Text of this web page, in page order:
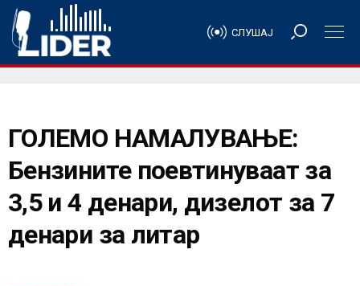
СЛУШАЈ
ГОЛЕМО НАМАЛУВАЊЕ:
Бензините поевтинуваат за
3,5 и 4 денари, дизелот за 7
денари за литар